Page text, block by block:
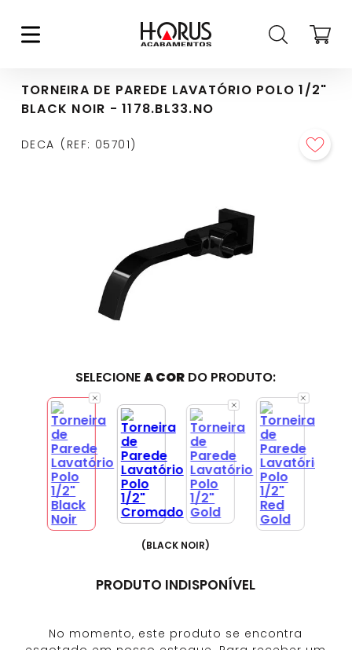
TORNEIRA DE PAREDE LAVATÓRIO POLO 1/2"
BLACK NOIR - 1178.BL33.NO
DECA REF: 05701
SELECIONEA COR DO PRODUTO:
(BLACK NOIR)
PRODUTO INDISPONÍVEL